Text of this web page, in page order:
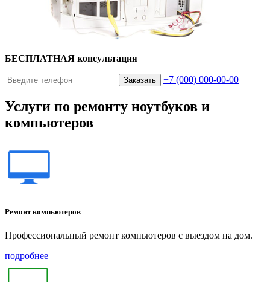
БЕСПЛАТНАЯ консультация
Заказать +7 (000) 000-00-00
Услуги по ремонту ноутбуков и
компьютеров
Ремонт компьютеров
Профессиональный ремонт компьютеров с выездом на дом.
подробнее